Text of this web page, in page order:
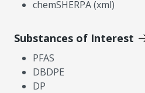
chemSHERPA (xml)
Substances of Interest
PFAS
DBDPE
DP